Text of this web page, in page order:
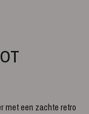
met een zachte retro